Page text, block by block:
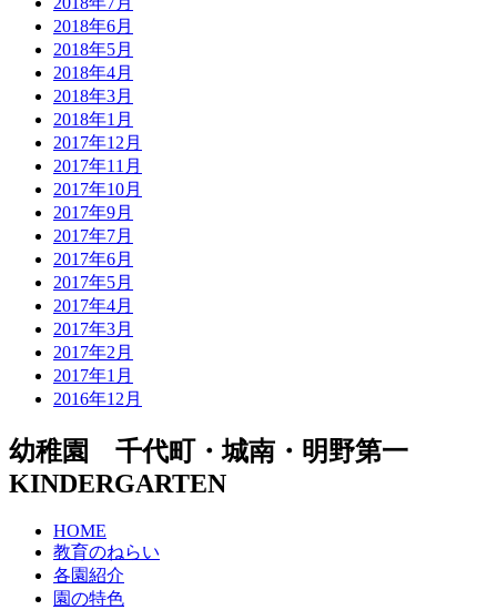
2018年6月
2018年5月
2018年4月
2018年3月
2018年1月
2017年12月
2017年11月
2017年10月
2017年9月
2017年7月
2017年6月
2017年5月
2017年4月
2017年3月
2017年2月
2017年1月
2016年12月
幼稚園 千代町・城南・明野第一
KINDERGARTEN
HOME
教育のねらい
各園紹介
園の特色